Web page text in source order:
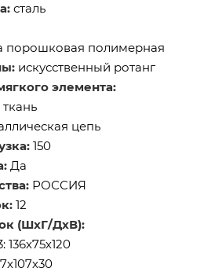
сталь
порошковая полимерная
: искусственный ротанг
элемента:
цепь
: 150
: Да
: РОССИЯ
: 12
(ШхГ/ДхВ):